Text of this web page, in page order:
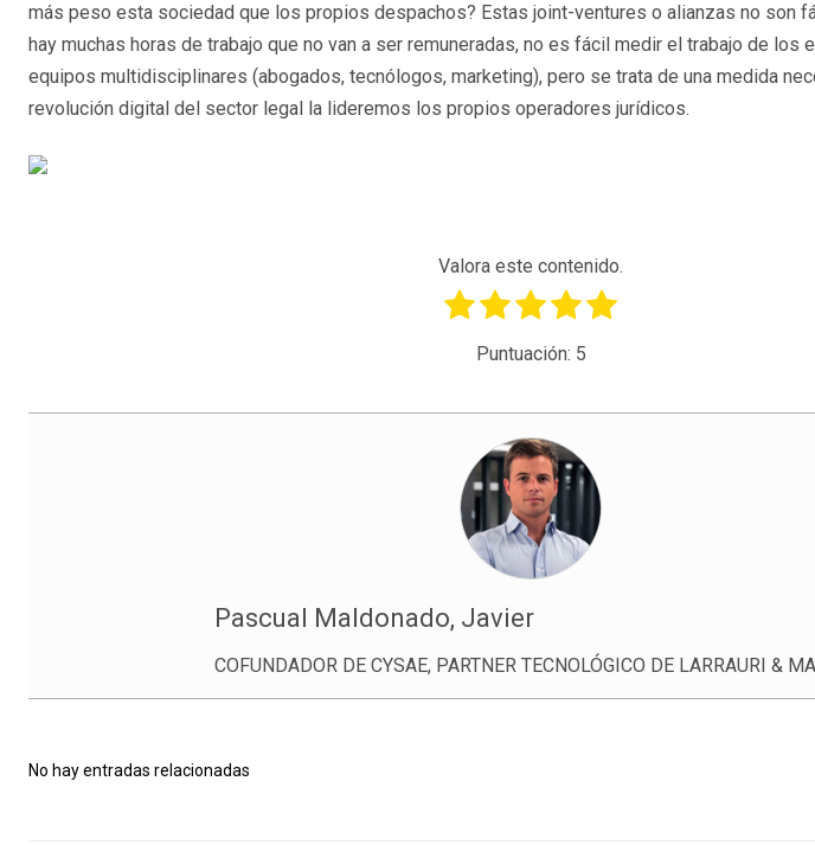
más peso esta sociedad que los propios despachos? Estas joint-ventures o alianzas no son
hay muchas horas de trabajo que no van a ser remuneradas, no es fácil medir el trabajo de los
equipos multidisciplinares (abogados, tecnólogos, marketing), pero se trata de una medida
revolución digital del sector legal la lideremos los propios operadores jurídicos.
Valora este contenido.
Puntuación: 5
Pascual Maldonado, Javier
COFUNDADOR DE CYSAE, PARTNER TECNOLÓGICO DE LARRAURI &
No hay entradas relacionadas